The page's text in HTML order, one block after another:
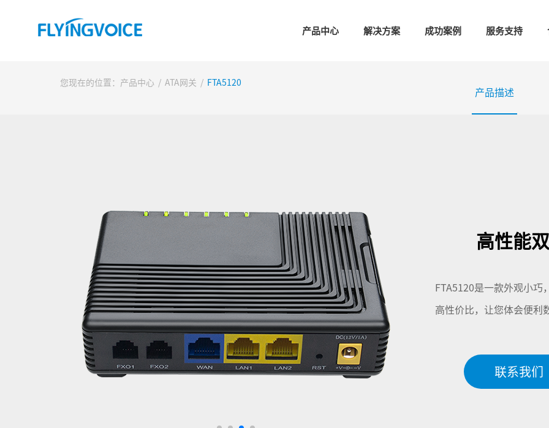
产品中心 解决方案 成功案例 服务支持
您现在的位置： 产品中心 / ATA网关 / FTA5120
产品描述
高性能
FTA5120是一款外观小巧
高性价比，让您体会便利
联系我们